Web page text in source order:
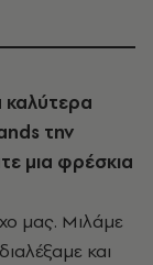
καλύτερα
την
μια φρέσκια
μας. Μιλάμε
και